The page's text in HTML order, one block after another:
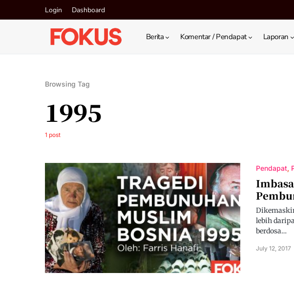
Login Dashboard
Berita Komentar / Pendapat Laporan
Browsing Tag
1995
1 post
Pendapat
lebih
berdosa…
July 12, 2017